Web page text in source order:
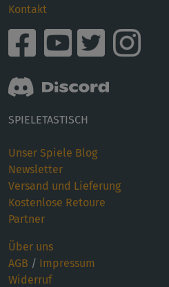
Kontakt
SPIELETASTISCH
Unser Spiele Blog
Newsletter
Versand und Lieferung
Kostenlose Retoure
Partner
Über uns
AGB / Impressum
Widerruf